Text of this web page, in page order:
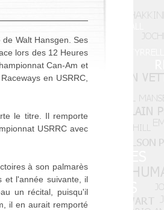
Walt Hansgen. Ses
lors des 12 Heures
Can-Am et
en USRRC,
le titre. Il remporte
USRRC avec
à son palmarès
et l'année suivante, il
un récital, puisqu'il
il en aurait remporté